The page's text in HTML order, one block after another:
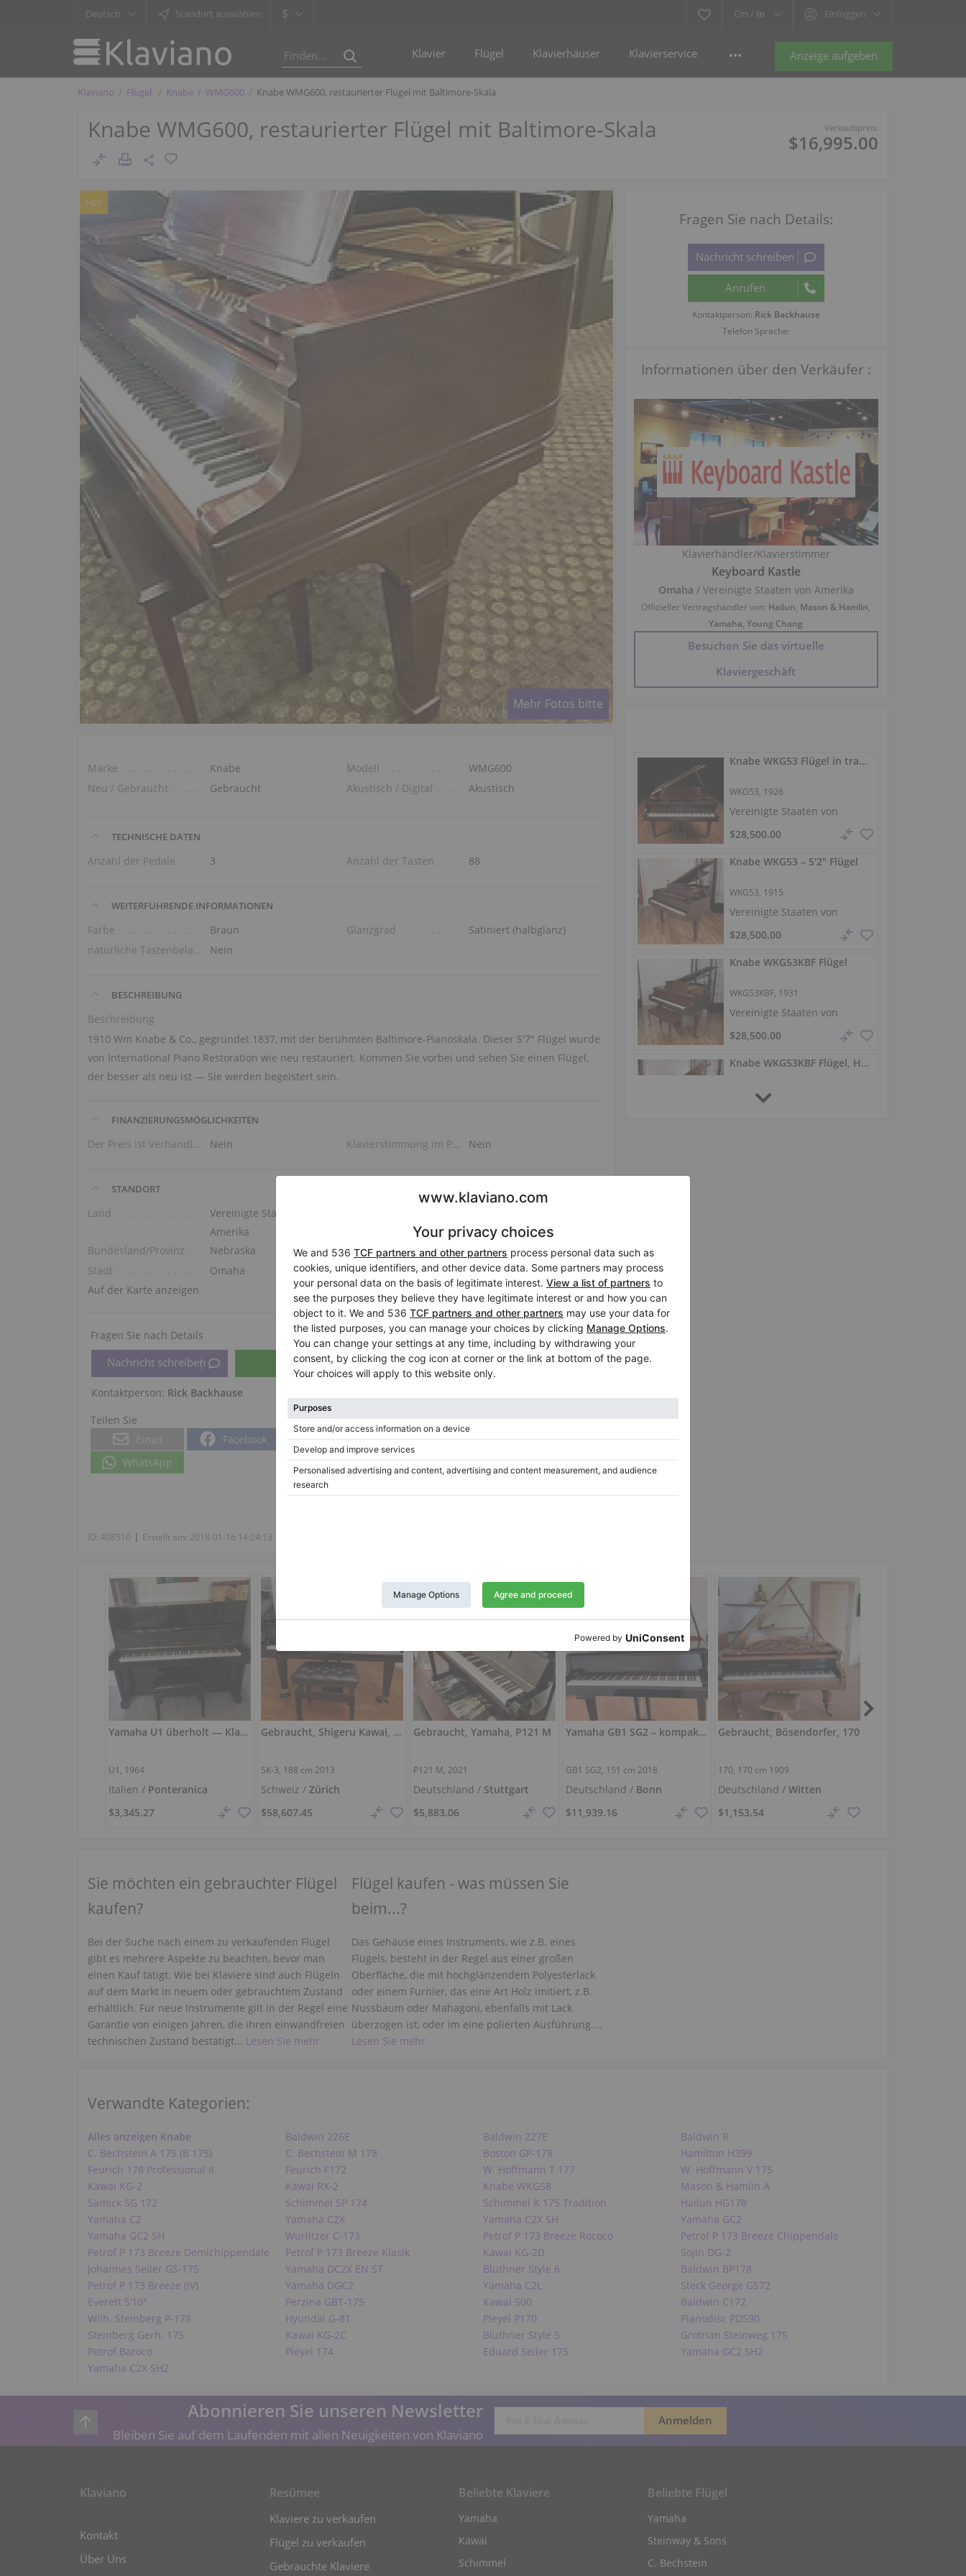
Deutsch Standort auswählen $ Cm / In Einloggen
Anzeige aufgeben
Klavier Flügel Klavierhäuser Klavierservice
Klaviano Flügel Knabe WMG600 Knabe WMG600, restaurierter Flügel mit Baltimore-Skala
Knabe WMG600, restaurierter Flügel mit Baltimore-Skala Verkaufspreis:
$16,995.00
Hot
Mehr Fotos bitte
Marke Knabe Modell
WMG600
Neu / Gebraucht
Gebraucht Akustisch / Digital Akustisch
TECHNISCHE DATEN
Anzahl der Pedale 3 Anzahl der Tasten 88
WEITERFÜHRENDE INFORMATIONEN
Farbe Braun Glanzgrad
Satiniert (halbglanz)
natürliche Tastenbelag
Nein
BESCHREIBUNG
Beschreibung
1910 Wm Knabe & Co., gegründet 1837, mit der berühmten Baltimore-Pianoskala. Dieser 5'7" Flügel wurde
von International Piano Restoration wie neu restauriert. Kommen Sie vorbei und sehen Sie einen Flügel,
der besser als neu ist — Sie werden begeistert sein.
FINANZIERUNGSMÖGLICHKEITEN
Der Preis ist Verhandlungssache Nein Klavierstimmung im Preis Nein
STANDORT
Land
Vereinigte Staaten von
Amerika
Bundesland/Provinz
Nebraska
Stadt
Omaha
Auf der Karte anzeigen
Fragen Sie nach Details
Kontaktperson: Rick Backhause
Teilen Sie
Email
Facebook Twitter LinkedIn
Pinterest
WhatsApp
Anzeige berichten
ID:408510 | Erstellt am: 2018-01-16 14:24:13
Fragen Sie nach Details:
Kontaktperson: Rick Backhause
Telefon Sprache:
Informationen über den Verkäufer :
Klavierhändler/Klavierstimmer
Keyboard Kastle
Omaha / Vereinigte Staaten von Amerika
Offizieller Vertragshändler von: Hailun, Mason & Hamlin,
Yamaha,Young Chang
Besuchen Sie das virtuelle
Klaviergeschäft
Knabe WKG53 Flügel in transparenter Holzlackierung
WKG53, 1926
Vereinigte Staaten von
Amerika /
$28,500.00
Knabe WKG53 – 5'2" Flügel
WKG53, 1915
Vereinigte Staaten von
Amerika /
$28,500.00
Knabe WKG53KBF Flügel
WKG53KBF, 1931
Vereinigte Staaten von
Amerika /
$28,500.00
Knabe WKG53KBF Flügel, Holz mit transparentem Satin-Finish
WKG53KBF, 1928
Yamaha U1 überholt — Klavier 121 cm
U1, 1964
Italien / Ponteranica
$3,345.27
Gebraucht, Shigeru Kawai, SK-3
SK-3, 188 cm 2013
Schweiz /Zürich
$58,607.45
Gebraucht, Yamaha, P121 M
P121 M, 2021
Deutschland / Stuttgart
$5,883.06
Yamaha GB1 SG2 – kompakter Silent‑Flügel in exzellentem Zustand
GB1 SG2, 151 cm 2018
Deutschland / Bonn
$11,939.16
Gebraucht, Bösendorfer, 170
170, 170 cm 1909
Deutschland /Witten
$1,153.54
Sie möchten ein gebrauchter Flügel
kaufen?
Bei der Suche nach einem zu verkaufenden Flügel
gibt es mehrere Aspekte zu beachten, bevor man
einen Kauf tätigt. Wie bei Klaviere sind auch Flügeln
auf dem Markt in neuem oder gebrauchtem Zustand
erhältlich. Für neue Instrumente gilt in der Regel eine
Garantie von einigen Jahren, die ihren einwandfreien
technischen Zustand bestätigt... Lesen Sie mehr
Flügel kaufen - was müssen Sie
beim...?
Das Gehäuse eines Instruments, wie z.B. eines
Flügels, besteht in der Regel aus einer großen
Oberfläche, die mit hochglänzendem Polyesterlack
oder einem Furnier, das eine Art Holz imitiert, z.B.
Nussbaum oder Mahagoni, ebenfalls mit Lack
überzogen ist, oder im eine polierten Ausführung....
Lesen Sie mehr
Verwandte Kategorien:
Alles anzeigen Knabe Baldwin 226E Baldwin 227E
Baldwin R
C. Bechstein A 175 (B 175)
C. Bechstein M 178 Boston GP-178
Hamilton H399
Feurich 178 Professional II
Feurich F172 W. Hoffmann T 177
W. Hoffmann V 175
Kawai KG-2
Kawai RX-2 Knabe WKG58
Mason & Hamlin A
Samick SG 172
Schimmel SP 174 Schimmel K 175 Tradition
Hailun HG178
Yamaha C2
Yamaha C2X Yamaha C2X SH
Yamaha GC2
Yamaha GC2 SH
Wurlitzer C-173 Petrof P 173 Breeze Rococo
Petrof P 173 Breeze Chippendale
Petrof P 173 Breeze Demichippendale
Petrof P 173 Breeze Klasik Kawai KG-2D
Sojin DG-2
Johannes Seiler GS-175
Yamaha DC2X EN ST Blüthner Style 6
Baldwin BP178
Petrof P 173 Breeze (IV)
Yamaha DGC2 Yamaha C2L
Steck George GS72
Everett 5’10"
Perzina GBT-175 Kawai 500
Baldwin C172
Wilh. Steinberg P-178
Hyundai G-81 Pleyel P170
Pianodisc PD590
Steinberg Gerh. 175
Kawai KG-2C Blüthner Style 5
Grotrian Steinweg 175
Petrof Baroco
Pleyel 174 Eduard Seiler 175
Yamaha GC2 SH2
Yamaha C2X SH2
Abonnieren Sie unseren Newsletter
Bleiben Sie auf dem Laufenden mit allen Neuigkeiten von Klaviano
Klaviano
Kontakt
Über Uns
Resümee
Klaviere zu verkaufen
Flügel zu verkaufen
Gebrauchte Klaviere
Beliebte Klaviere
Yamaha
Kawai
Schimmel
Beliebte Flügel
Yamaha
Steinway & Sons
C. Bechstein